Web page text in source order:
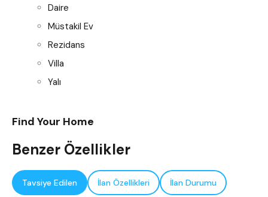
Daire
Müstakil Ev
Rezidans
Villa
Yalı
Find Your Home
Benzer Özellikler
Tavsiye Edilen İlan Özellikleri İlan Durumu